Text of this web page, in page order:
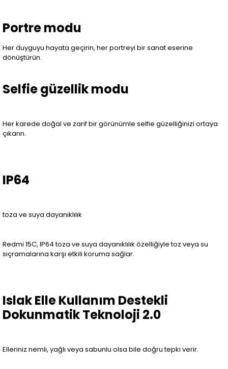
Portre modu
Her duyguyu hayata geçirin, her portreyi bir sanat eserine
dönüştürün.
Selfie güzellik modu
Her karede doğal ve zarif bir görünümle selfie güzelliğinizi ortaya
çıkarın.
IP64
toza ve suya dayanıklılık
Redmi 15C, IP64 toza ve suya dayanıklılık özelliğiyle toz veya su
sıçramalarına karşı etkili koruma sağlar.
Islak Elle Kullanım Destekli
Dokunmatik Teknoloji 2.0
Elleriniz nemli, yağlı veya sabunlu olsa bile doğru tepki verir.